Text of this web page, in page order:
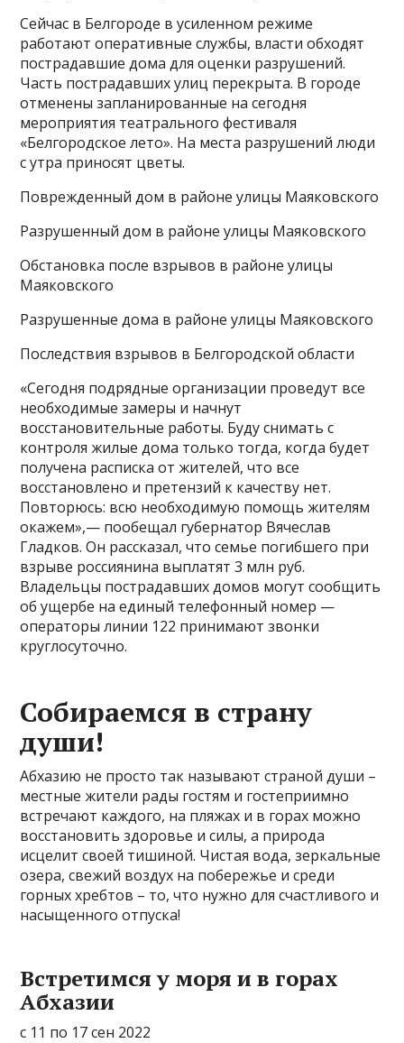
Сейчас в Белгороде в усиленном режиме
работают оперативные службы, власти обходят
пострадавшие дома для оценки разрушений.
Часть пострадавших улиц перекрыта. В городе
отменены запланированные на сегодня
мероприятия театрального фестиваля
«Белгородское лето». На места разрушений люди
с утра приносят цветы.
Поврежденный дом в районе улицы Маяковского
Разрушенный дом в районе улицы Маяковского
Обстановка после взрывов в районе улицы
Маяковского
Разрушенные дома в районе улицы Маяковского
Последствия взрывов в Белгородской области
«Сегодня подрядные организации проведут все
необходимые замеры и начнут
восстановительные работы. Буду снимать с
контроля жилые дома только тогда, когда будет
получена расписка от жителей, что все
восстановлено и претензий к качеству нет.
Повторюсь: всю необходимую помощь жителям
окажем»,— пообещал губернатор Вячеслав
Гладков. Он рассказал, что семье погибшего при
взрыве россиянина выплатят 3 млн руб.
Владельцы пострадавших домов могут сообщить
об ущербе на единый телефонный номер —
операторы линии 122 принимают звонки
круглосуточно.
Собираемся в страну
души!
Абхазию не просто так называют страной души –
местные жители рады гостям и гостеприимно
встречают каждого, на пляжах и в горах можно
восстановить здоровье и силы, а природа
исцелит своей тишиной. Чистая вода, зеркальные
озера, свежий воздух на побережье и среди
горных хребтов – то, что нужно для счастливого и
насыщенного отпуска!
Встретимся у моря и в горах
Абхазии
с 11 по 17 сен 2022